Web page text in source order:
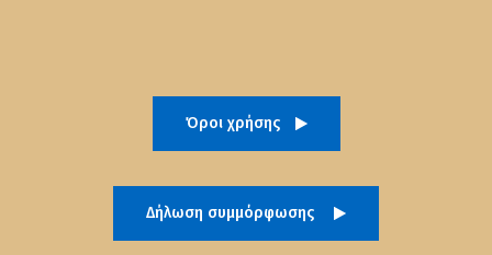
Όροι χρήσης
Δήλωση συμμόρφωσης